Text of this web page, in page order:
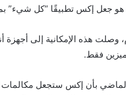
جعل إكس تطبيقًا “كل شيء”
هذه الإمكانية إلى أجهزة
فقط.
بأن إكس ستجعل مكالمات